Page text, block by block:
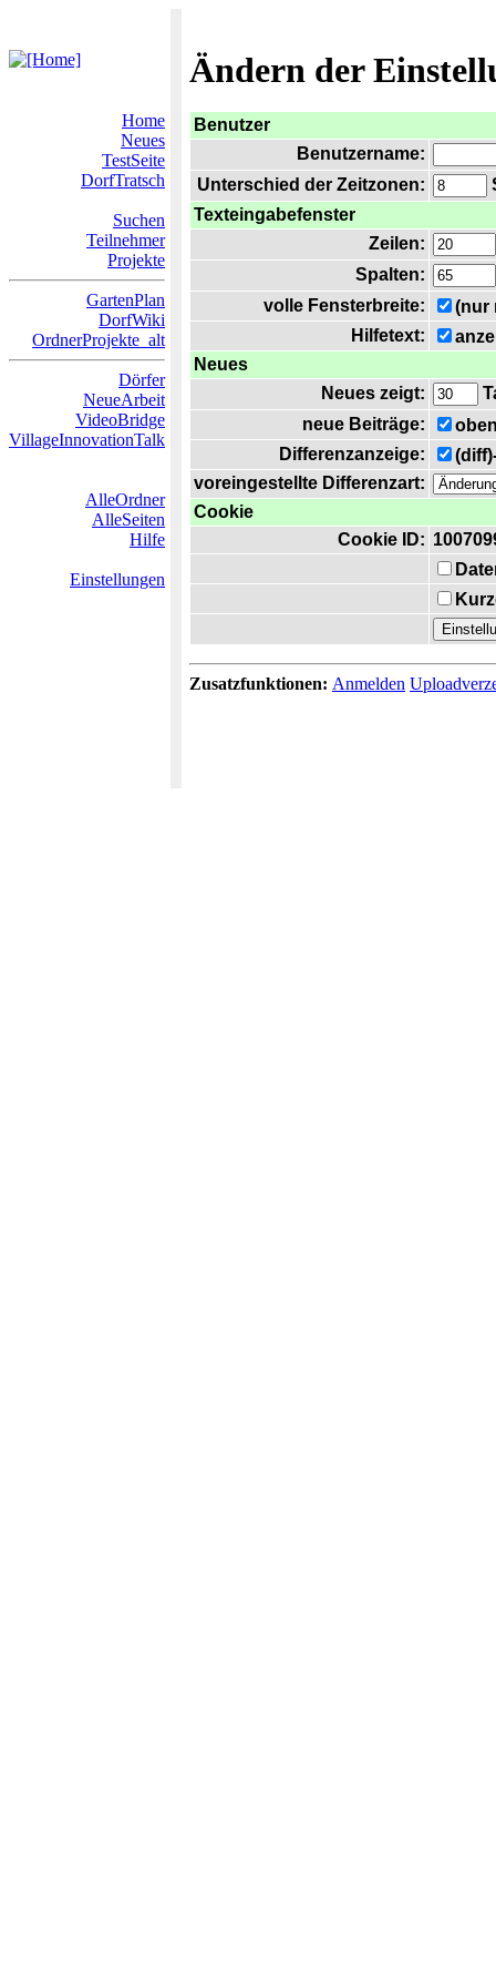
Ändern der
Home
Neues
TestSeite
DorfTratsch
Suchen
Teilnehmer
Projekte
GartenPlan
DorfWiki
OrdnerProjekte_alt
Dörfer
NeueArbeit
VideoBridge
VillageInnovationTalk
AlleOrdner
AlleSeiten
Hilfe
Einstellungen
Benutzer
Benutzername:
Unterschied der Zeitzonen:
Texteingabefenster
Zeilen:
Spalten:
volle Fensterbreite:
(nur
Hilfetext:
Neues
Neues zeigt:
neue Beiträge:
Differenzanzeige:
voreingestellte Differenzart:
Cookie
Cookie ID:
Zusatzfunktionen: Anmelden